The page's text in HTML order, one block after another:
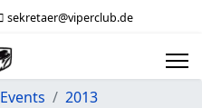
sekretaer@viperclub.de
Events
2013